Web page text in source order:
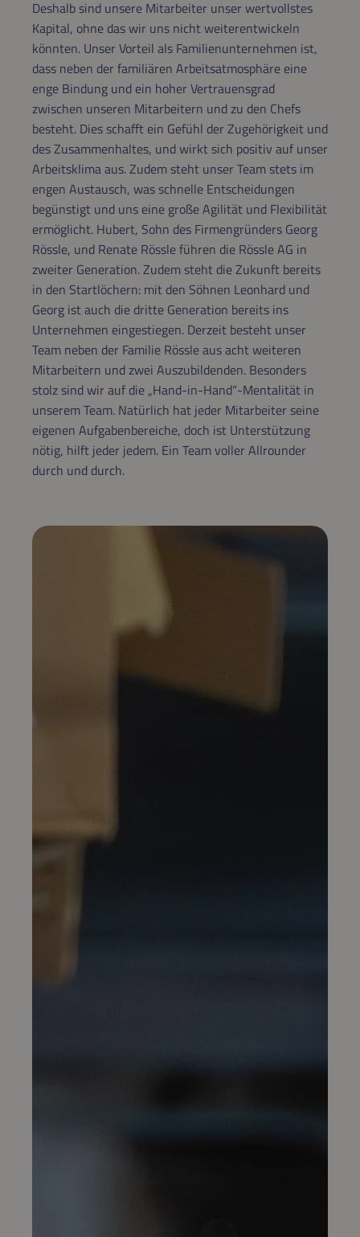
Deshalb sind unsere Mitarbeiter unser wertvollstes
Kapital, ohne das wir uns nicht weiterentwickeln
könnten. Unser Vorteil als Familienunternehmen ist,
dass neben der familiären Arbeitsatmosphäre eine
enge Bindung und ein hoher Vertrauensgrad
zwischen unseren Mitarbeitern und zu den Chefs
besteht. Dies schafft ein Gefühl der Zugehörigkeit und
des Zusammenhaltes, und wirkt sich positiv auf unser
Arbeitsklima aus. Zudem steht unser Team stets im
engen Austausch, was schnelle Entscheidungen
begünstigt und uns eine große Agilität und Flexibilität
ermöglicht. Hubert, Sohn des Firmengründers Georg
Rössle, und Renate Rössle führen die Rössle AG in
zweiter Generation. Zudem steht die Zukunft bereits
in den Startlöchern: mit den Söhnen Leonhard und
Georg ist auch die dritte Generation bereits ins
Unternehmen eingestiegen. Derzeit besteht unser
Team neben der Familie Rössle aus acht weiteren
Mitarbeitern und zwei Auszubildenden. Besonders
stolz sind wir auf die „Hand-in-Hand“-Mentalität in
unserem Team. Natürlich hat jeder Mitarbeiter seine
eigenen Aufgabenbereiche, doch ist Unterstützung
nötig, hilft jeder jedem. Ein Team voller Allrounder
durch und durch.